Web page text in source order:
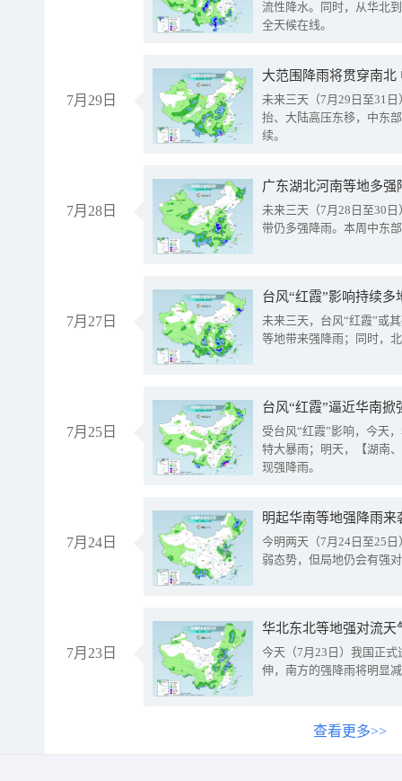
流性降水。同时，从华北
全天候在线。
7月29日
大范围降雨将贯穿南
未来三天（7月29日至31
抬、大陆高压东移，中东
续。
7月28日
广东湖北河南等地多
未来三天（7月28日至30
带仍多强降雨。本周中东
7月27日
台风“红霞”影响持续
未来三天，台风“红霞”或
等地带来强降雨；同时，
7月25日
台风“红霞”逼近华南
受台风“红霞”影响，今天
特大暴雨；明天，【湖南
现强降雨。
7月24日
明起华南等地强降雨
今明两天（7月24日至25
弱态势，但局地仍会有强
7月23日
华北东北等地强对流天
今天（7月23日）我国正
伸，南方的强降雨将明显
查看更多>>